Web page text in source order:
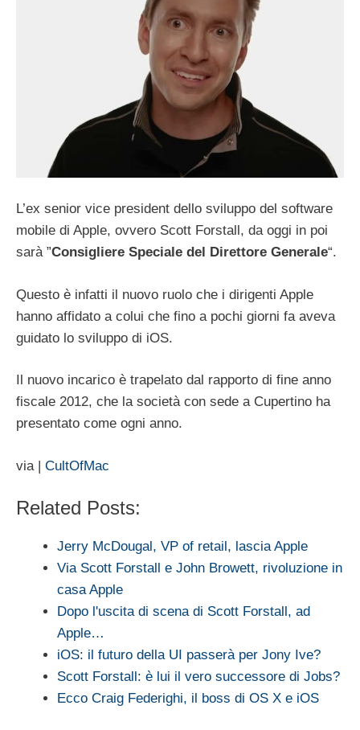
L’ex senior vice president dello sviluppo del software
mobile di Apple, ovvero Scott Forstall, da oggi in poi
sarà ”Consigliere Speciale del Direttore Generale“.
Questo è infatti il nuovo ruolo che i dirigenti Apple
hanno affidato a colui che fino a pochi giorni fa aveva
guidato lo sviluppo di iOS.
Il nuovo incarico è trapelato dal rapporto di fine anno
fiscale 2012, che la società con sede a Cupertino ha
presentato come ogni anno.
via | CultOfMac
Related Posts:
Jerry McDougal, VP of retail, lascia Apple
Via Scott Forstall e John Browett, rivoluzione in
casa Apple
Dopo l'uscita di scena di Scott Forstall, ad
Apple…
iOS: il futuro della UI passerà per Jony Ive?
Scott Forstall: è lui il vero successore di Jobs?
Ecco Craig Federighi, il boss di OS X e iOS